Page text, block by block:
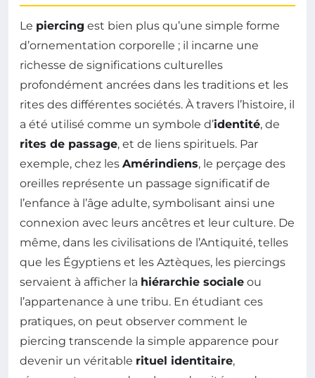
Le piercing est bien plus qu’une simple forme
d’ornementation corporelle ; il incarne une
richesse de significations culturelles
profondément ancrées dans les traditions et les
rites des différentes sociétés. À travers l’histoire, il
a été utilisé comme un symbole d’identité, de
rites de passage, et de liens spirituels. Par
exemple, chez les Amérindiens, le perçage des
oreilles représente un passage significatif de
l’enfance à l’âge adulte, symbolisant ainsi une
connexion avec leurs ancêtres et leur culture. De
même, dans les civilisations de l’Antiquité, telles
que les Égyptiens et les Aztèques, les piercings
servaient à afficher la hiérarchie sociale ou
l’appartenance à une tribu. En étudiant ces
pratiques, on peut observer comment le
piercing transcende la simple apparence pour
devenir un véritable rituel identitaire,